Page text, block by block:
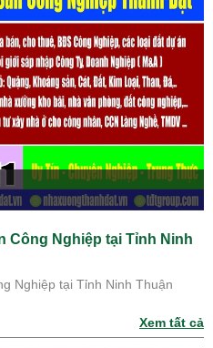
Công Nghiệp tại Tỉnh Ninh
Nghiệp tại Tỉnh Ninh Thuận
Xem tất cả